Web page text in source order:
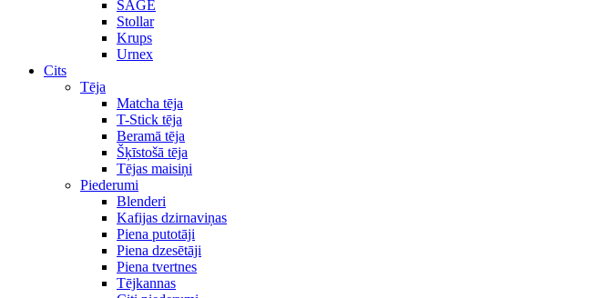
SAGE
Stollar
Krups
Urnex
Cits
Tēja
Matcha tēja
T-Stick tēja
Beramā tēja
Šķīstošā tēja
Tējas maisiņi
Piederumi
Blenderi
Kafijas dzirnaviņas
Piena putotāji
Piena dzesētāji
Piena tvertnes
Tējkannas